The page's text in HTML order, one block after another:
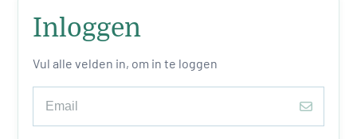
Inloggen
Vul alle velden in, om in te loggen